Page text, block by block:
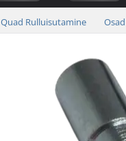
Quad Rulluisutamine Osad